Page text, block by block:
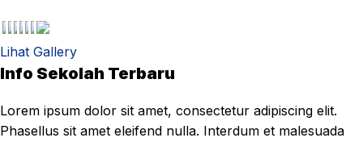
Lihat Gallery
Info Sekolah Terbaru
Lorem ipsum dolor sit amet, consectetur adipiscing elit.
Phasellus sit amet eleifend nulla. Interdum et malesuada